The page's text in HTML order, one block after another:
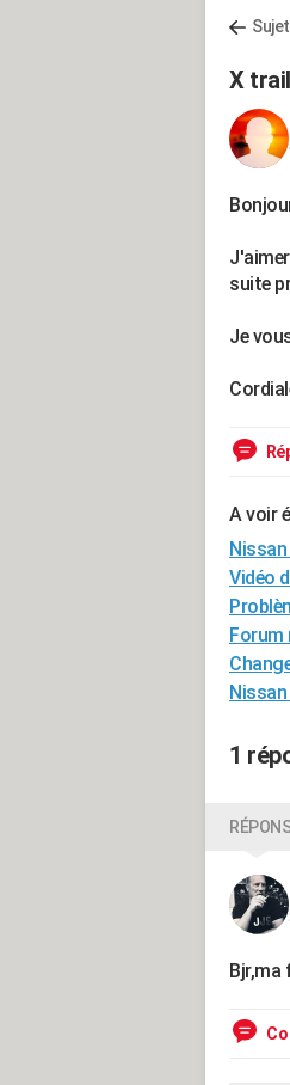
X
suite
Je
A voir
Vidéo
Forum
1
Bjr,ma